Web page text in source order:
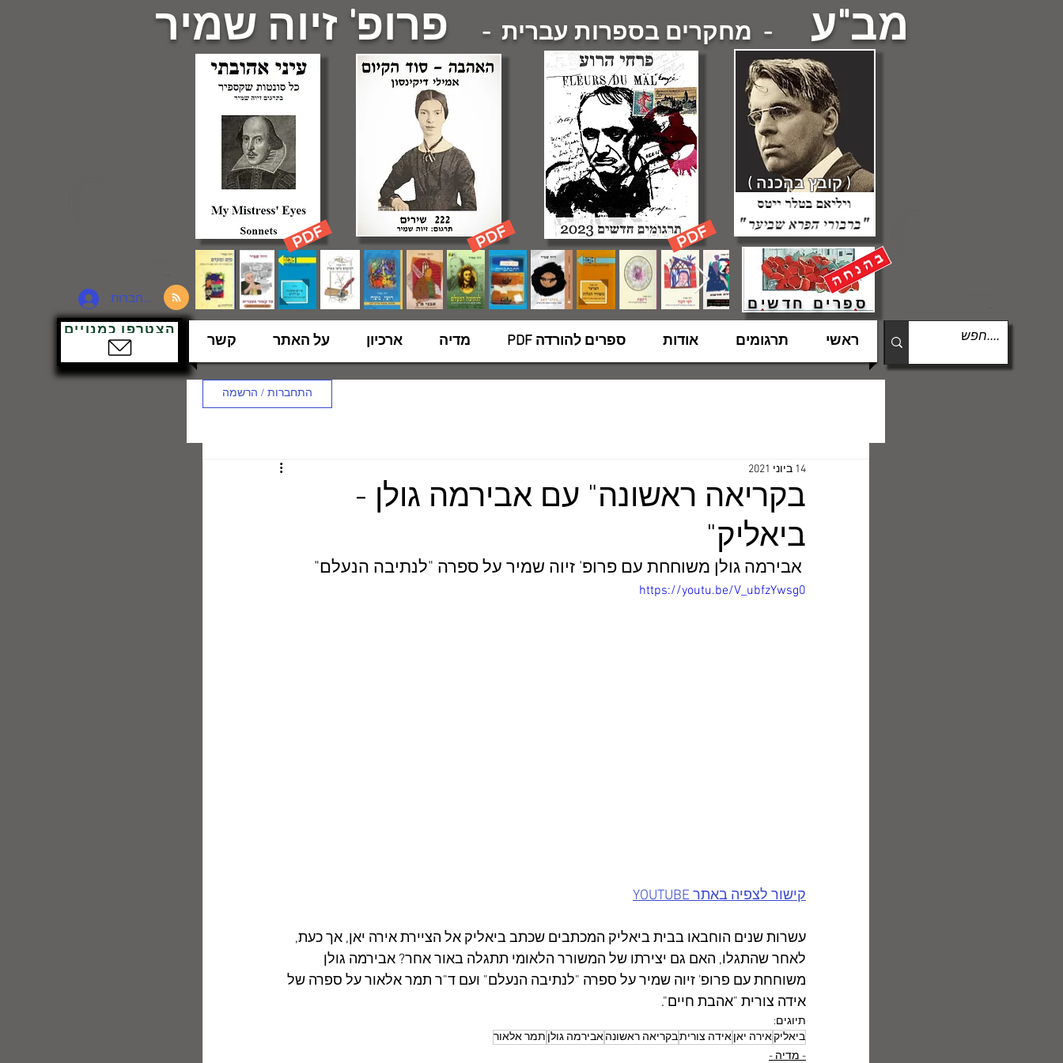
מב"ע - מחקרים בספרות עברית - פרופ' זיוה שמיר
מחוץספרים חדשים
( קובץ בהכנה )
להתחברות
הצטרפו כמנויים
ראשי תרגומים אודות ספרים להורדה PDF מדיה ארכיון על האתר קשר
התחברות / הרשמה
בקריאה ראשונה" עם אבירמה גולן -
ביאליק"
14 ביוני 2021
https://youtu.be/V_ubfzYwsg0
קישור לצפיה באתר YOUTUBE
עשרות שנים הוחבאו בבית ביאליק המכתבים שכתב ביאליק אל הציירת אירה יאן, אך כעת,
לאחר שהתגלו, האם גם יצירתו של המשורר הלאומי תתגלה באור אחר? אבירמה גולן
משוחחת עם פרופ' זיוה שמיר על ספרה "לנתיבה הנעלם" ועם ד"ר תמר אלאור על ספרה של
אידה צורית "אהבת חיים".
תיוגים:
ביאליקאירה יאןאידה צוריתבקריאה ראשונהאבירמה גולן תמר אלאור
- מדיה -